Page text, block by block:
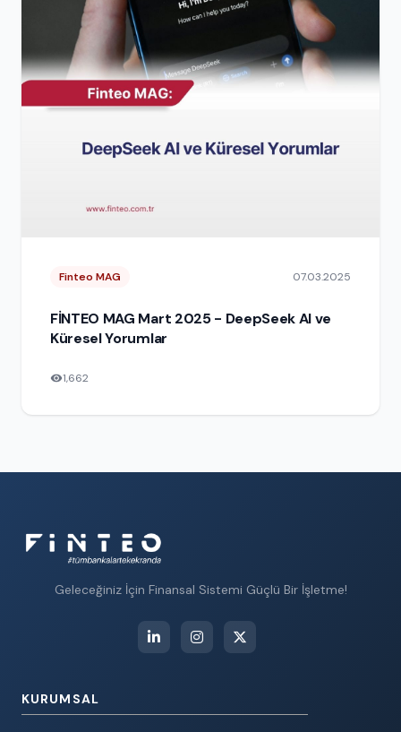
Finteo MAG 07.03.2025
FİNTEO MAG Mart 2025 - DeepSeek AI ve
Küresel Yorumlar
1,662
Geleceğiniz İçin Finansal Sistemi Güçlü Bir İşletme!
KURUMSAL